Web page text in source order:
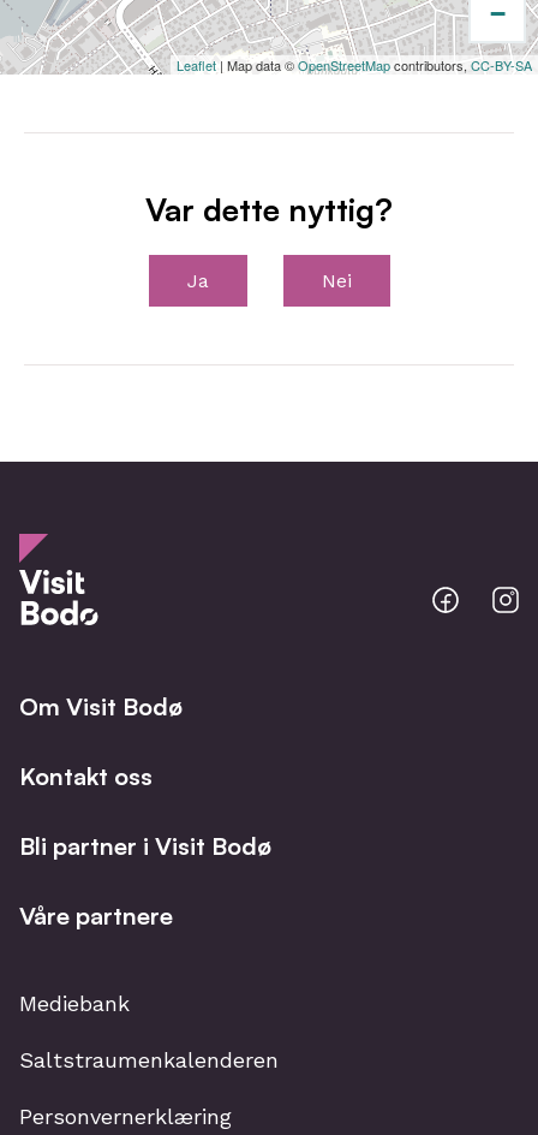
−
Leaflet | Map data ©OpenStreetMapcontributors,CC-BY-SA
Var dette nyttig?
Ja Nei
Bodo
@
Om Visit Bodø
Kontakt oss
Bli partner i Visit Bodø
Våre partnere
Mediebank
Saltstraumenkalenderen
Personvernerklæring